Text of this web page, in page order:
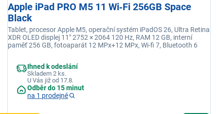
Apple iPad PRO M5 11 Wi‑Fi 256GB Space
Black
Tablet, procesor Apple M5, operační systém iPadOS 26, Ultra Retina
XDR OLED displej 11" 2752 × 2064 120 Hz, RAM 12 GB, interní
paměť 256 GB, fotoaparát 12 MPx+12 MPx, Wi-fi 7, Bluetooth 6
Ihned k odeslání
Skladem 2 ks.
U Vás již od 17.8.
Odběr do 15 minut
na 1 prodejně